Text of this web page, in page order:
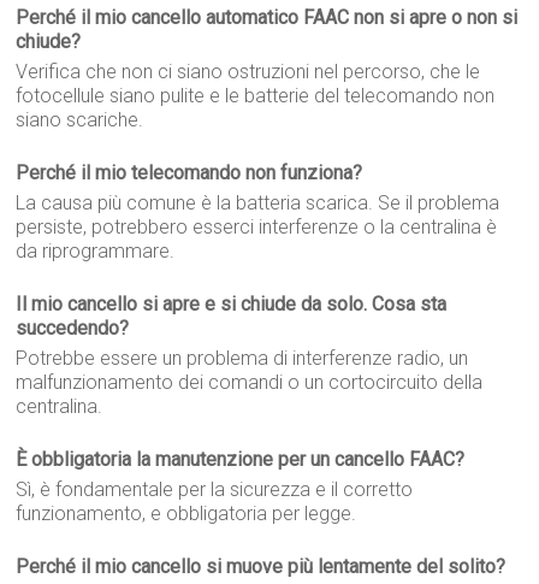
Perché il mio cancello automatico FAAC non si apre o non si
chiude?
Verifica che non ci siano ostruzioni nel percorso, che le
fotocellule siano pulite e le batterie del telecomando non
siano scariche.
Perché il mio telecomando non funziona?
La causa più comune è la batteria scarica. Se il problema
persiste, potrebbero esserci interferenze o la centralina è
da riprogrammare.
Il mio cancello si apre e si chiude da solo. Cosa sta
succedendo?
Potrebbe essere un problema di interferenze radio, un
malfunzionamento dei comandi o un cortocircuito della
centralina.
È obbligatoria la manutenzione per un cancello FAAC?
Sì, è fondamentale per la sicurezza e il corretto
funzionamento, e obbligatoria per legge.
Perché il mio cancello si muove più lentamente del solito?